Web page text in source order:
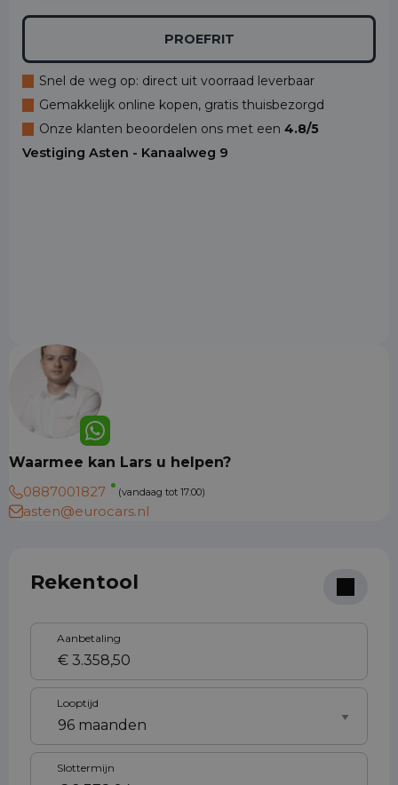
PROEFRIT
Snel de weg op: direct uit voorraad leverbaar
Gemakkelijk online kopen, gratis thuisbezorgd
Onze klanten beoordelen ons met een 4.8/5
Vestiging Asten - Kanaalweg 9
Waarmee kan Lars u helpen?
0887001827
(vandaag tot 17:00)
asten@eurocars.nl
Rekentool
Aanbetaling
Looptijd
Slottermijn